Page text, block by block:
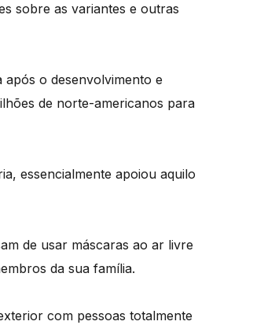
sobre as variantes e outras
após o desenvolvimento e
de norte-americanos para
essencialmente apoiou aquilo
de usar máscaras ao ar livre
da sua família.
com pessoas totalmente